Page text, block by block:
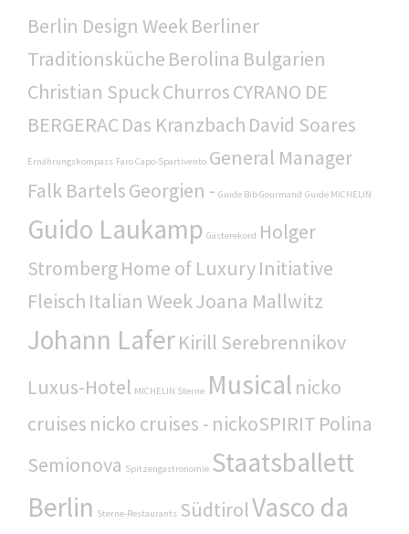
Berlin Design WeekBerliner
Traditionsküche Berolina Bulgarien
Christian SpuckChurrosCYRANO DE
BERGERAC Das Kranzbach David Soares
Ernährungskompass Faro Capo-Spartivento General Manager
Falk BartelsGeorgien - Guide Bib Gourmand Guide MICHELIN
Guido Laukamp Gästerekord Holger
StrombergHome of LuxuryInitiative
Fleisch Italian WeekJoana Mallwitz
Johann LaferKirill Serebrennikov
Luxus-Hotel MICHELIN Sterne Musical nicko
cruises nicko cruises - nickoSPIRIT Polina
Semionova Spitzengastronomie Staatsballett
Berlin Sterne-Restaurants SüdtirolVasco da